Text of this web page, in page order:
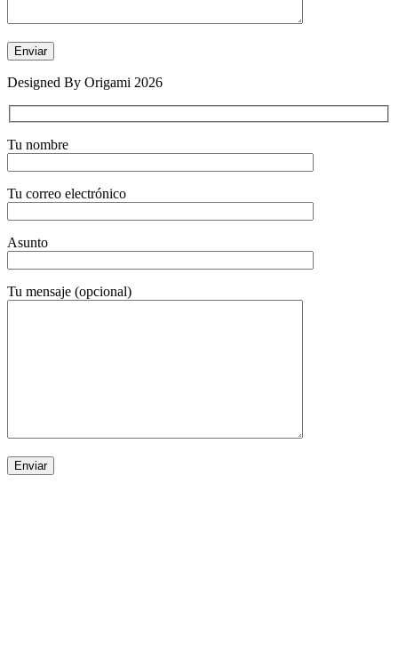
Designed By Origami 2026
Tu nombre
Tu correo electrónico
Asunto
Tu mensaje (opcional)